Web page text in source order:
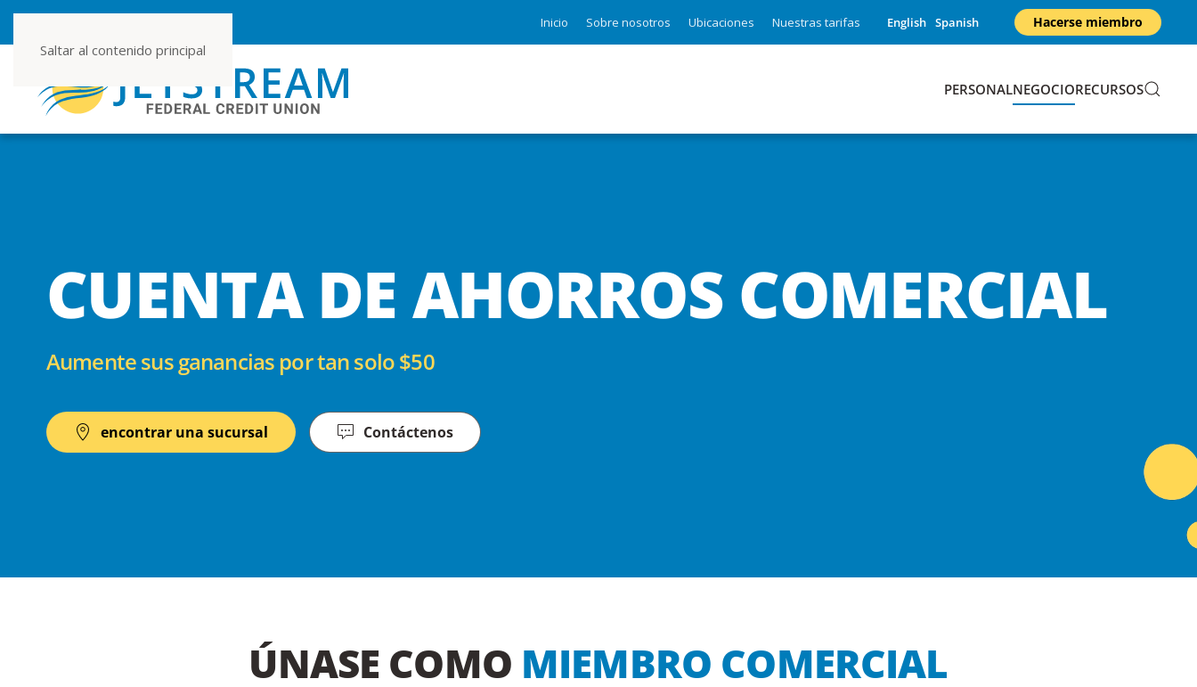
Saltar al contenido principal
Inicio Sobre nosotros Ubicaciones Nuestras tarifas English Spanish Hacerse miembro
PERSONALNEGOCIORECURSOS
CUENTA DE AHORROS COMERCIAL
Aumente sus ganancias por tan solo $50
encontrar una sucursal Contáctenos
ÚNASE COMO MIEMBRO COMERCIAL